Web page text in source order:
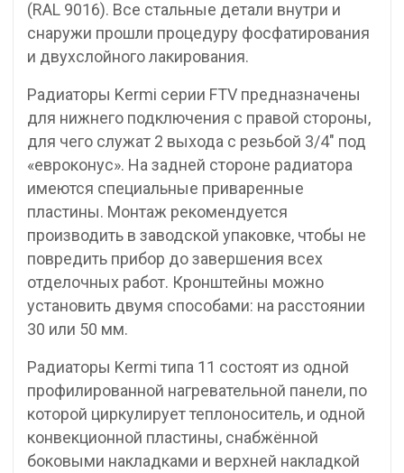
(RAL 9016). Все стальные детали внутри и
снаружи прошли процедуру фосфатирования
и двухслойного лакирования.
Радиаторы Kermi серии FTV предназначены
для нижнего подключения с правой стороны,
для чего служат 2 выхода с резьбой 3/4″ под
«евроконус». На задней стороне радиатора
имеются специальные приваренные
пластины. Монтаж рекомендуется
производить в заводской упаковке, чтобы не
повредить прибор до завершения всех
отделочных работ. Кронштейны можно
установить двумя способами: на расстоянии
30 или 50 мм.
Радиаторы Kermi типа 11 состоят из одной
профилированной нагревательной панели, по
которой циркулирует теплоноситель, и одной
конвекционной пластины, снабжённой
боковыми накладками и верхней накладкой